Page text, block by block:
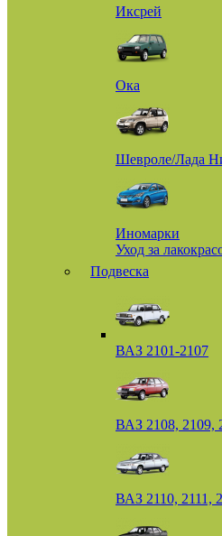
Иксрей
Ока
Шевроле/Лада
Иномарки
Уход за
Подвеска
ВАЗ 2101-2107
ВАЗ 2108, 2109,
ВАЗ 2110, 2111,